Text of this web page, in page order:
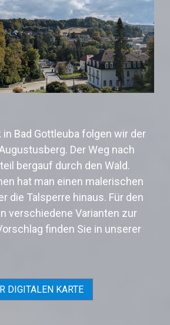
Bad Gottleuba folgen wir der
Der Weg nach
bergauf durch den Wald.
hat man einen malerischen
die Talsperre hinaus. Für den
verschiedene Varianten zur
finden Sie in unserer
DIGITALEN KARTE